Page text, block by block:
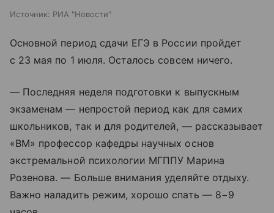
Источник: РИА "Новости"
Основной период сдачи ЕГЭ в России пройдет
с 23 мая по 1 июля. Осталось совсем ничего.
— Последняя неделя подготовки к выпускным
экзаменам — непростой период как для самих
школьников, так и для родителей, — рассказывает
«ВМ» профессор кафедры научных основ
экстремальной психологии МГППУ Марина
Розенова. — Больше внимания уделяйте отдыху.
Важно наладить режим, хорошо спать — 8−9